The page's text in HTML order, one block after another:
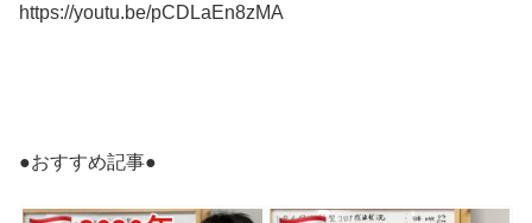
https://youtu.be/pCDLaEn8zMA
●おすすめ記事●